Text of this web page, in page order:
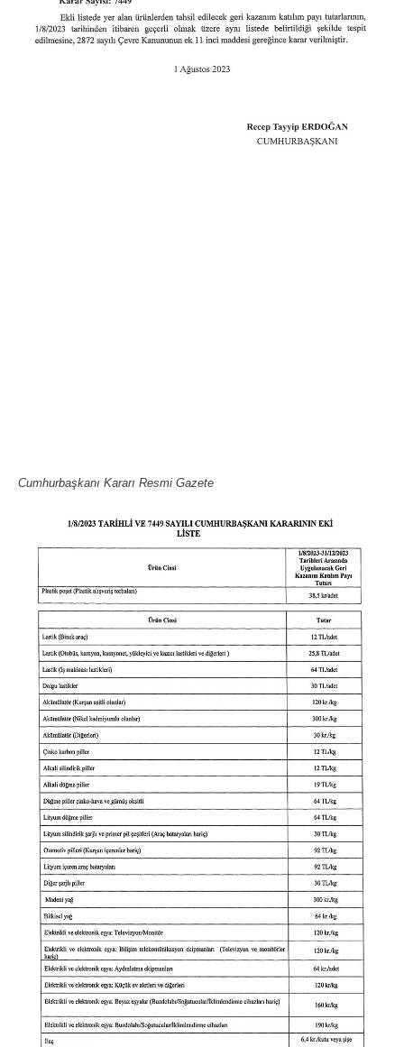
Cumhurbaşkanı Kararı Resmi Gazete